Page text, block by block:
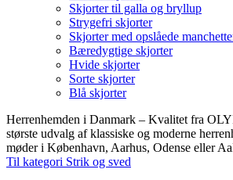
Skjorter til galla og bryllup
Strygefri skjorter
Skjorter med opslåede
Bæredygtige skjorter
Hvide skjorter
Sorte skjorter
Blå skjorter
Herrenhemden i Danmark – Kvalitet fra
største udvalg af klassiske og moderne
møder i København, Aarhus, Odense eller
Til kategori Strik og sved